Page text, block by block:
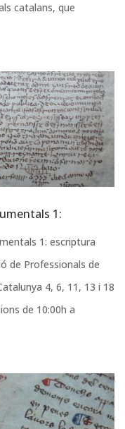
catalans, que
1:
1: escriptura
de Professionals de
4, 6, 11, 13 i 18
de 10:00h a